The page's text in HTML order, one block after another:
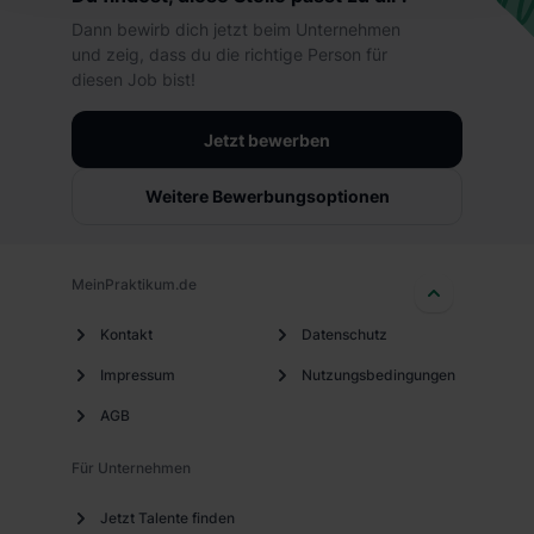
hierbei die Einwilligung zur Übermittlung deiner Daten in
die USA (Art. 49 Abs. 1 S. 1 lit. a) DS-GVO). Die USA
verfügen über kein angemessenes Datenschutzniveau
Einwilligung jederzeit mit Wirkung für die Zukunft ganz
oder teilweise über unsere Datenschutzerklärung unter
dem Punkt „Datenschutz-Einstellungen“ widerrufen.
Informationen:
Datenschutzerklärung
Dann bewirb dich jetzt beim Unternehmen
und zeig, dass du die richtige Person für
diesen Job bist!
Jetzt bewerben
Weitere Bewerbungsoptionen
MeinPraktikum.de
Kontakt
Impressum
AGB
Datenschutz
Nutzungsbedingungen
Für Unternehmen
Jetzt Talente finden